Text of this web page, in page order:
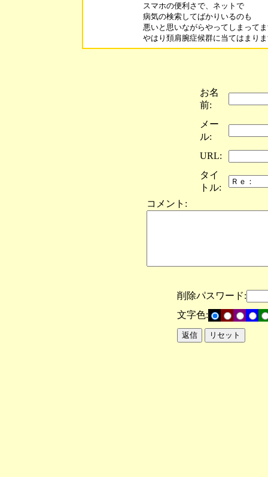
スマホの便利さで、ネットで
病気の検索してばかりいるのも
悪いと思いながらやってしまって
やはり頚肩腕症候群に当てはまり
お名
前:
メー
ル:
URL:
タイ
トル:
コメント:
削除パスワード:
文字色: